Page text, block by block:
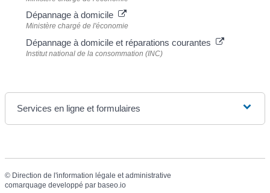
Dépannage à domicile
Ministère chargé de l'économie
Dépannage à domicile et réparations courantes
Institut national de la consommation (INC)
Services en ligne et formulaires
© Direction de l'information légale et administrative
comarquage developpé par baseo.io